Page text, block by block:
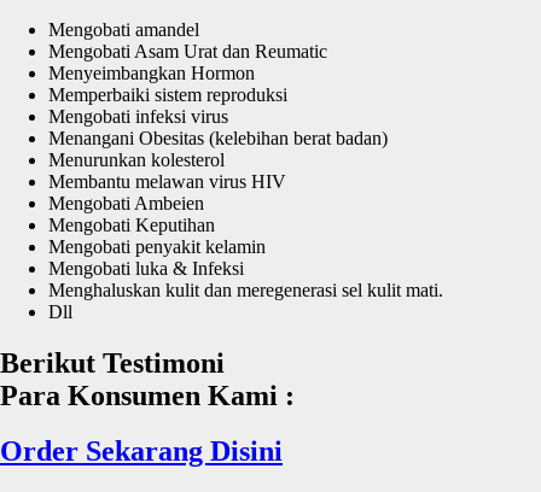
Mengobati amandel
Mengobati Asam Urat dan Reumatic
Menyeimbangkan Hormon
Memperbaiki sistem reproduksi
Mengobati infeksi virus
Menangani Obesitas (kelebihan berat badan)
Menurunkan kolesterol
Membantu melawan virus HIV
Mengobati Ambeien
Mengobati Keputihan
Mengobati penyakit kelamin
Mengobati luka & Infeksi
Menghaluskan kulit dan meregenerasi sel kulit mati.
Dll
Berikut Testimoni
Para Konsumen Kami :
Order Sekarang Disini